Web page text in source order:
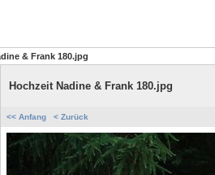
& Frank 180.jpg
Hochzeit Nadine & Frank 180.jpg
<< Anfang < Zurück